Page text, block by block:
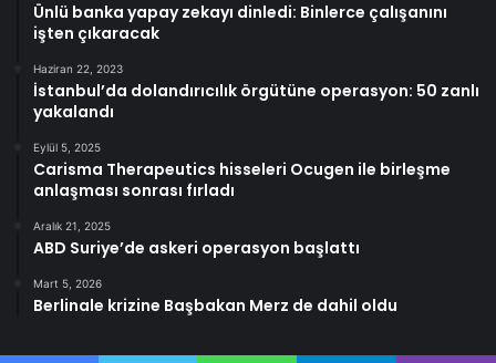
Ünlü banka yapay zekayı dinledi: Binlerce çalışanını
işten çıkaracak
Haziran 22, 2023
İstanbul’da dolandırıcılık örgütüne operasyon: 50 zanlı
yakalandı
Eylül 5, 2025
Carisma Therapeutics hisseleri Ocugen ile birleşme
anlaşması sonrası fırladı
Aralık 21, 2025
ABD Suriye’de askeri operasyon başlattı
Mart 5, 2026
Berlinale krizine Başbakan Merz de dahil oldu